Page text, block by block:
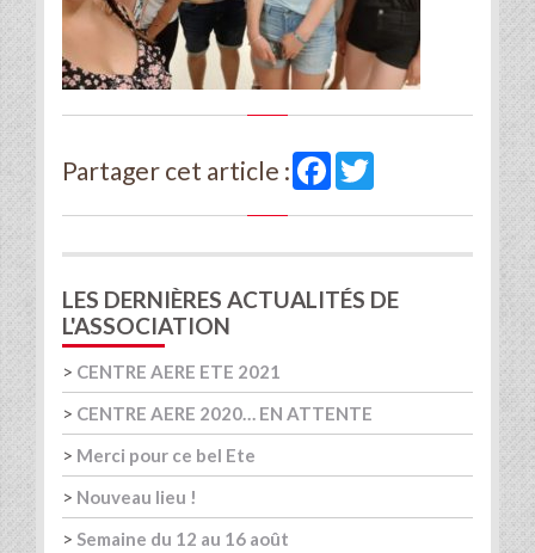
Partager cet article : Facebook
LES DERNIÈRES ACTUALITÉS DE
L'ASSOCIATION
> CENTRE AERE ETE 2021
> CENTRE AERE 2020… EN ATTENTE
> Merci pour ce bel Ete
> Nouveau lieu !
> Semaine du 12 au 16 août